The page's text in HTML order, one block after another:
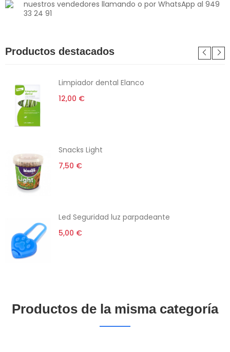
nuestros vendedores llamando o por WhatsApp al 949
33 24 91
Productos destacados
Limpiador dental Elanco
12,00 €
Snacks Light
7,50 €
Led Seguridad luz parpadeante
5,00 €
Productos de la misma categoría